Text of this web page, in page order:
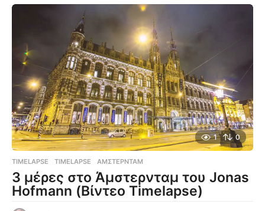
1 0
TIMELAPSE TIMELAPSE ,ΆΜΣΤΕΡΝΤΑΜ
3 μέρες στο Άμστερνταμ του Jonas
Hofmann (Βίντεο Timelapse)